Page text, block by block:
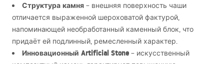
Структура камня – внешняя поверхность чаши
отличается выраженной шероховатой фактурой,
напоминающей необработанный каменный блок, что
придаёт ей подлинный, ремесленный характер.
Инновационный Artificial Stone – искусственный